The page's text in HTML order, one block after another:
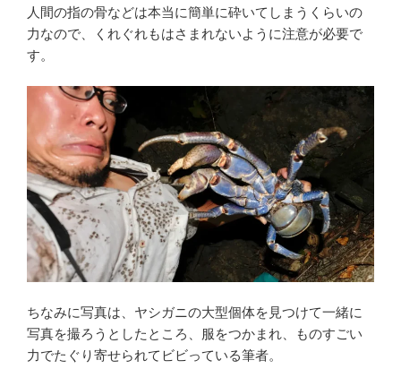
人間の指の骨などは本当に簡単に砕いてしまうくらいの
力なので、くれぐれもはさまれないように注意が必要で
す。
ちなみに写真は、ヤシガニの大型個体を見つけて一緒に
写真を撮ろうとしたところ、服をつかまれ、ものすごい
力でたぐり寄せられてビビっている筆者。